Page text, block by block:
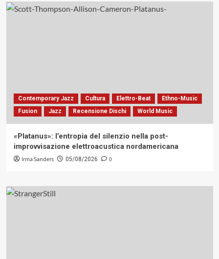
Contemporary Jazz Cultura Elettro-Beat
Ethno-Music
Fusion
Jazz Recensione Dischi World Music
«Platanus»: l’entropia del silenzio nella post-
improvvisazione elettroacustica nordamericana
Irma Sanders 05/08/2026 0